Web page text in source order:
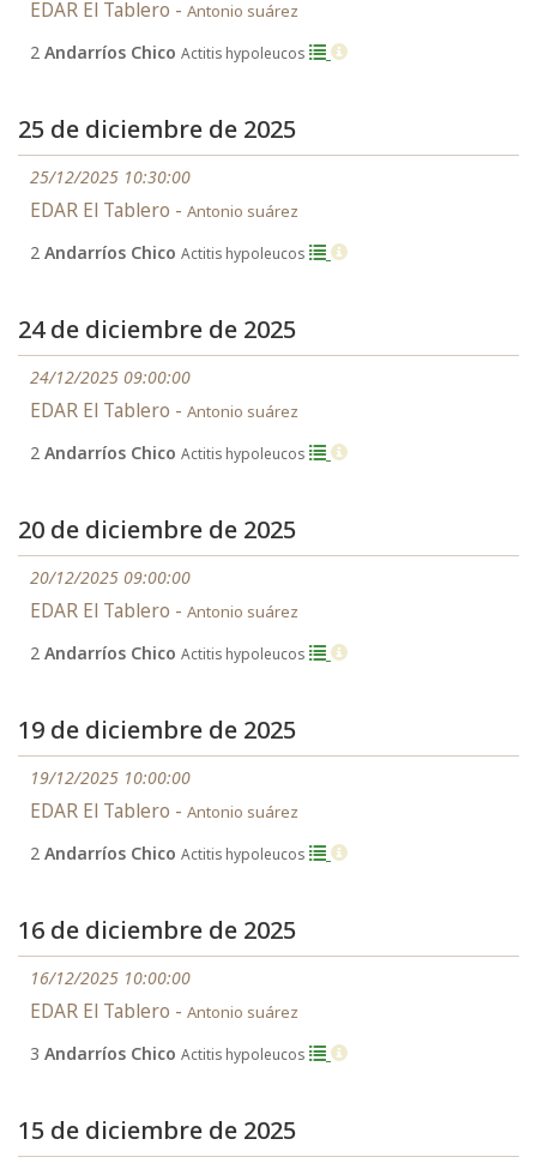
EDAR El Tablero - Antonio suárez
2 Andarríos Chico Actitis hypoleucos
25 de diciembre de 2025
25/12/2025 10:30:00
EDAR El Tablero - Antonio suárez
2 Andarríos Chico Actitis hypoleucos
24 de diciembre de 2025
24/12/2025 09:00:00
EDAR El Tablero - Antonio suárez
2 Andarríos Chico Actitis hypoleucos
20 de diciembre de 2025
20/12/2025 09:00:00
EDAR El Tablero - Antonio suárez
2 Andarríos Chico Actitis hypoleucos
19 de diciembre de 2025
19/12/2025 10:00:00
EDAR El Tablero - Antonio suárez
2 Andarríos Chico Actitis hypoleucos
16 de diciembre de 2025
16/12/2025 10:00:00
EDAR El Tablero - Antonio suárez
3 Andarríos Chico Actitis hypoleucos
15 de diciembre de 2025